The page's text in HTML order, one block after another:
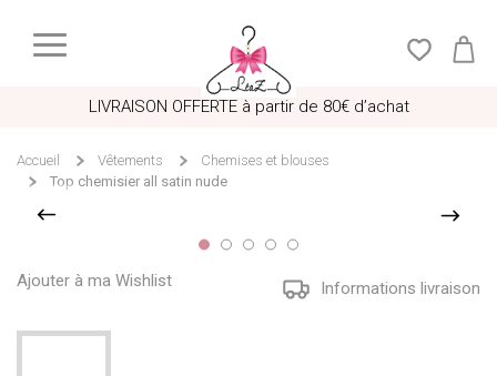
LIVRAISON OFFERTE à partir de 80€ d’achat
Accueil Vêtements
Chemises et blouses
Top chemisier all satin nude
Ajouter à ma Wishlist Informations livraison